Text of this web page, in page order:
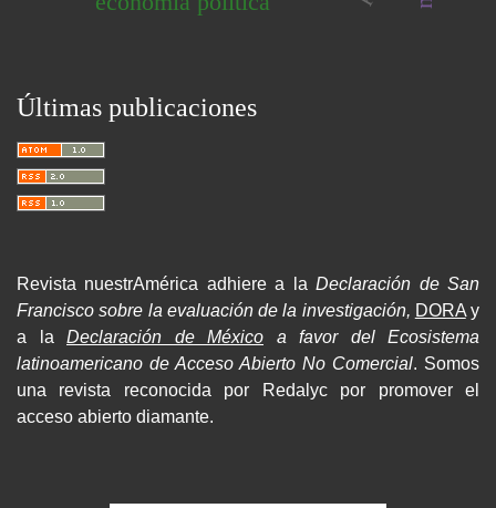
Últimas publicaciones
Revista nuestrAmérica adhiere a laDeclaración de San
Francisco sobre la evaluación de la investigación, DORAy
a la Declaración de México a favor del Ecosistema
latinoamericano de Acceso Abierto No Comercial. Somos
una revista reconocida por Redalyc por promover el
acceso abierto diamante.